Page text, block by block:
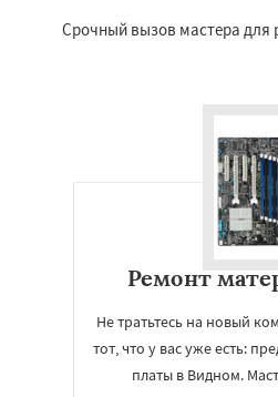
Срочный вызов мастера для
Ремонт
Не тратьтесь на новый
тот, что у вас уже есть:
платы в Видном.